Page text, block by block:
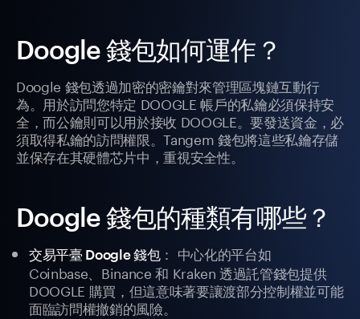
Doogle 錢包如何運作？
Doogle 錢包透過加密的密鑰對來管理區塊鏈互動行
為。用於訪問您特定 DOOGLE 帳戶的私鑰必須保持安
全，而公鑰則可以用於接收 DOOGLE。要發送資金，必
須取得私鑰的訪問權限。Tangem 錢包將這些私鑰存儲
並保存在其硬體芯片中，重視安全性。
Doogle 錢包的種類有哪些？
交易平臺 Doogle 錢包： 中心化的平台如
Coinbase、Binance 和 Kraken 透過託管錢包提供
DOOGLE 購買，但這意味著要讓渡部分控制權並可能
面臨訪問權撤銷的風險。